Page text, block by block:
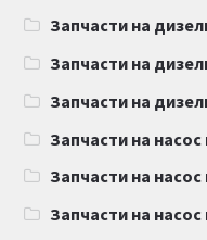
Запчасти на
Запчасти на
Запчасти на
Запчасти на
Запчасти на
Запчасти на